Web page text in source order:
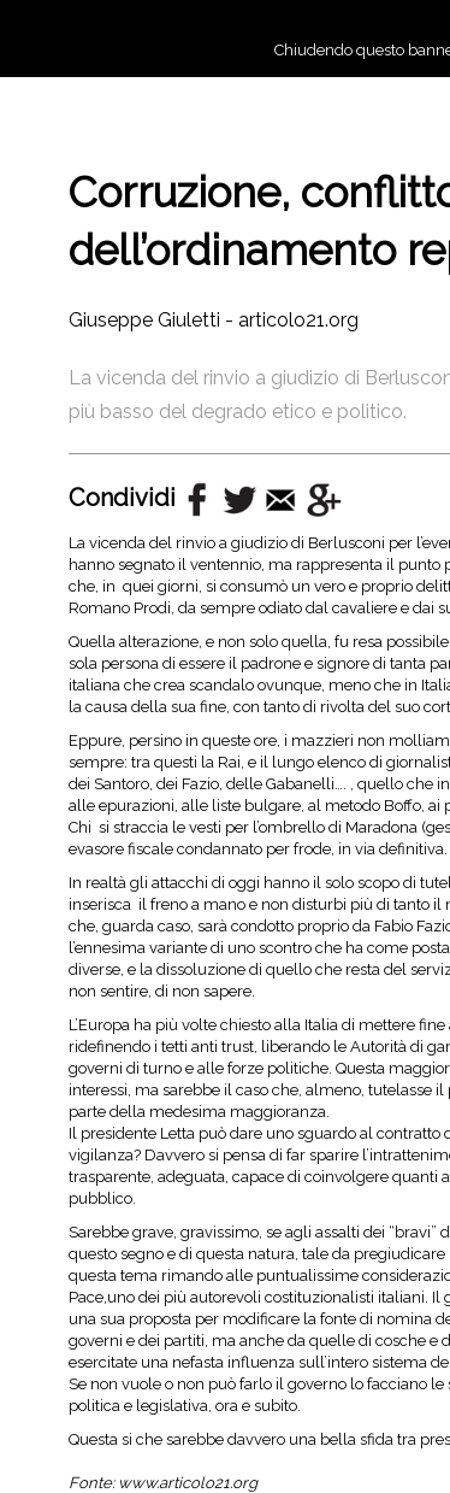
Corruzione,
dell’ordinamento
Giuseppe Giuletti - articolo21.org
La vicenda del rinvio a giudizio di
più basso del degrado etico e politico.
Condividi
La vicenda del rinvio a giudizio di Berlusconi per
hanno segnato il ventennio, ma rappresenta il punto
che, in quei giorni, si consumò un vero e proprio
Romano Prodi, da sempre odiato dal cavaliere e dai
Quella alterazione, e non solo quella, fu resa
sola persona di essere il padrone e signore di tanta
italiana che crea scandalo ovunque, meno che in
la causa della sua fine, con tanto di rivolta del suo
Eppure, persino in queste ore, i mazzieri non
sempre: tra questi la Rai, e il lungo elenco di
dei Santoro, dei Fazio, delle Gabanelli…. , quello che
alle epurazioni, alle liste bulgare, al metodo Boffo, ai
Chi si straccia le vesti per l’ombrello di Maradona
evasore fiscale condannato per frode, in via definitiva.
In realtà gli attacchi di oggi hanno il solo scopo di
inserisca il freno a mano e non disturbi più di tanto
che, guarda caso, sarà condotto proprio da Fabio
l’ennesima variante di uno scontro che ha come
diverse, e la dissoluzione di quello che resta del
non sentire, di non sapere.
L’Europa ha più volte chiesto alla Italia di mettere
ridefinendo i tetti anti trust, liberando le Autorità di
governi di turno e alle forze politiche. Questa
interessi, ma sarebbe il caso che, almeno, tutelasse
parte della medesima maggioranza.
Il presidente Letta può dare uno sguardo al
vigilanza? Davvero si pensa di far sparire
trasparente, adeguata, capace di coinvolgere quanti
pubblico.
Sarebbe grave, gravissimo, se agli assalti dei
questo segno e di questa natura, tale da
questa tema rimando alle puntualissime
Pace,uno dei più autorevoli costituzionalisti italiani.
una sua proposta per modificare la fonte di nomina
governi e dei partiti, ma anche da quelle di cosche e
esercitate una nefasta influenza sull’intero sistema
Se non vuole o non può farlo il governo lo facciano
politica e legislativa, ora e subito.
Questa si che sarebbe davvero una bella sfida tra
Fonte: www.articolo21.org
Chiudendo questo